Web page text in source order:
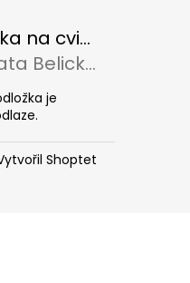
Podložka na cvičení Colliery UAX!
produktu je 5 z 5 hvězdiček.
Renata Belická
je
Shoptet